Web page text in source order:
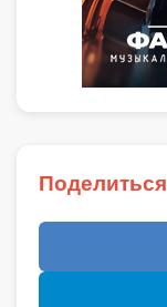
Поделиться